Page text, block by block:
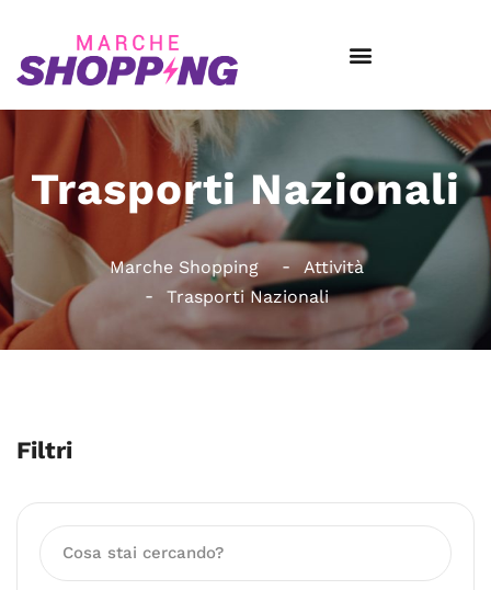
Trasporti Nazionali
Marche Shopping
Attività
Trasporti Nazionali
Filtri